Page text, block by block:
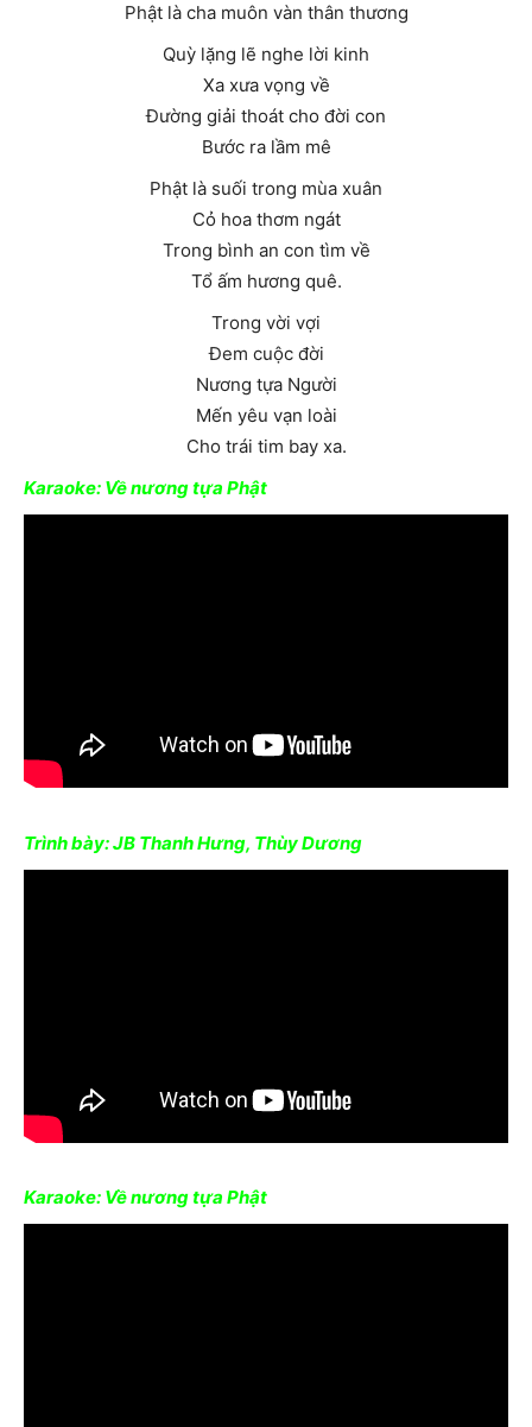
Phật là cha muôn vàn thân thương
Quỳ lặng lẽ nghe lời kinh
Xa xưa vọng về
Đường giải thoát cho đời con
Bước ra lầm mê
Phật là suối trong mùa xuân
Cỏ hoa thơm ngát
Trong bình an con tìm về
Tổ ấm hương quê.
Trong vời vợi
Đem cuộc đời
Nương tựa Người
Mến yêu vạn loài
Cho trái tim bay xa.
Karaoke: Về nương tựa Phật
Trình bày: JB Thanh Hưng, Thùy Dương
Karaoke: Về nương tựa Phật